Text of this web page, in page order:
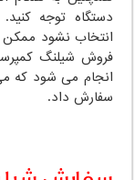
دستگاه توجه
انتخاب نشود ممکن
فروش شیلنگ
انجام می شود که
سفارش داد.